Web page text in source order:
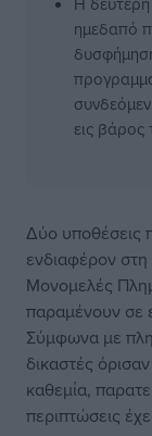
ημεδαπό
εις βάρος
Δύο υποθέσεις
ενδιαφέρον
Μονομελές
παραμένουν σε
Σύμφωνα με
δικαστές
καθεμία,
περιπτώσεις